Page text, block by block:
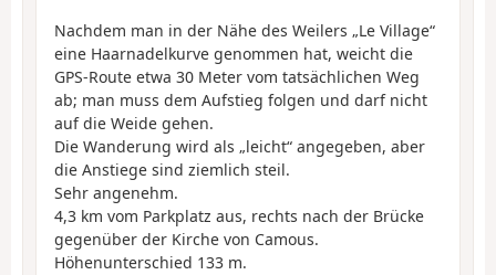
Nachdem man in der Nähe des Weilers „Le Village“
eine Haarnadelkurve genommen hat, weicht die
GPS-Route etwa 30 Meter vom tatsächlichen Weg
ab; man muss dem Aufstieg folgen und darf nicht
auf die Weide gehen.
Die Wanderung wird als „leicht“ angegeben, aber
die Anstiege sind ziemlich steil.
Sehr angenehm.
4,3 km vom Parkplatz aus, rechts nach der Brücke
gegenüber der Kirche von Camous.
Höhenunterschied 133 m.